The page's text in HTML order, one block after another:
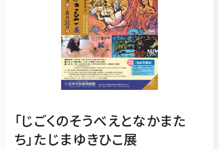
「じごくのそうべえとなかまた
ち」たじまゆきひこ展